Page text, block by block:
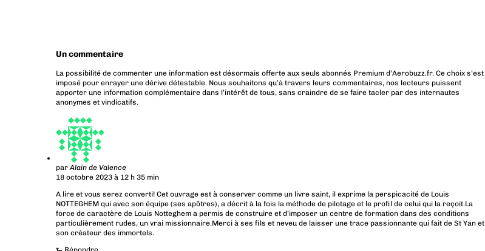
Un commentaire
La possibilité de commenter une information est désormais offerte aux seuls abonnés Premium d’Aerobuzz.fr. Ce choix s’est
imposé pour enrayer une dérive détestable. Nous souhaitons qu’à travers leurs commentaires, nos lecteurs puissent
apporter une information complémentaire dans l’intérêt de tous, sans craindre de se faire tacler par des internautes
anonymes et vindicatifs.
parAlain de Valence
18 octobre 2023 à 12 h 35 min
A lire et vous serez converti! Cet ouvrage est à conserver comme un livre saint, il exprime la perspicacité de Louis
NOTTEGHEM qui avec son équipe (ses apôtres), a décrit à la fois la méthode de pilotage et le profil de celui qui la reçoit.La
force de caractère de Louis Notteghem a permis de construire et d’imposer un centre de formation dans des conditions
particulièrement rudes, un vrai missionnaire.Merci à ses fils et neveu de laisser une trace passionnante qui fait de St Yan et
son créateur des immortels.